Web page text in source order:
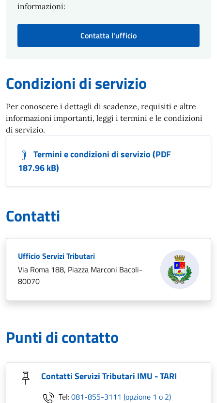
informazioni:
Contatta l'ufficio
Condizioni di servizio
Per conoscere i dettagli di scadenze, requisiti e altre
informazioni importanti, leggi i termini e le condizioni
di servizio.
Termini e condizioni di servizio (PDF
187.96 kB)
Contatti
Ufficio Servizi Tributari
Via Roma 188, Piazza Marconi Bacoli-
80070
Punti di contatto
Contatti Servizi Tributari IMU - TARI
Tel:081-855-3111 (opzione 1 o 2)